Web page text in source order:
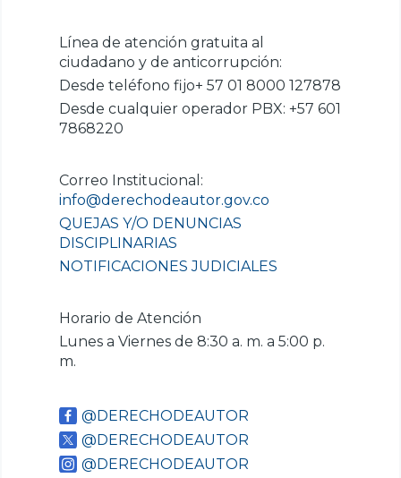
Línea de atención gratuita al
ciudadano y de anticorrupción:
Desde teléfono fijo+ 57 01 8000 127878
Desde cualquier operador PBX: +57 601
7868220
Correo Institucional:
info@derechodeautor.gov.co
QUEJAS Y/O DENUNCIAS
DISCIPLINARIAS
NOTIFICACIONES JUDICIALES
Horario de Atención
Lunes a Viernes de 8:30 a. m. a 5:00 p.
m.
@DERECHODEAUTOR
@DERECHODEAUTOR
@DERECHODEAUTOR